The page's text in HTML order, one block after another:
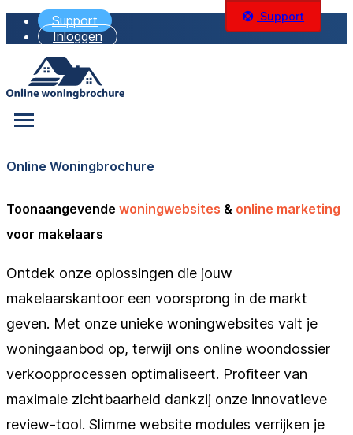
Support
Inloggen
Online Woningbrochure
Toonaangevende woningwebsites & online marketing
voor makelaars
Ontdek onze oplossingen die jouw
makelaarskantoor een voorsprong in de markt
geven. Met onze unieke woningwebsites valt je
woningaanbod op, terwijl ons online woondossier
verkoopprocessen optimaliseert. Profiteer van
maximale zichtbaarheid dankzij onze innovatieve
review-tool. Slimme website modules verrijken je
Support